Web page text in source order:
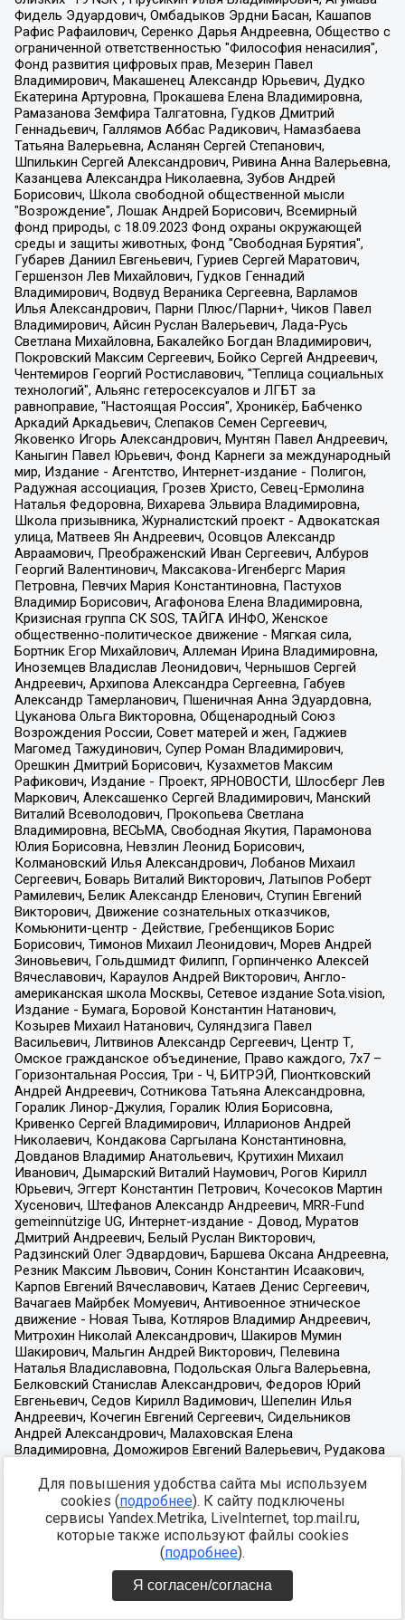
Для повышения удобства сайта мы используем
cookies (подробнее). К сайту подключены
сервисы Yandex.Metrika, LiveInternet, top.mail.ru,
которые также используют файлы cookies
(подробнее).
Я согласен/согласна